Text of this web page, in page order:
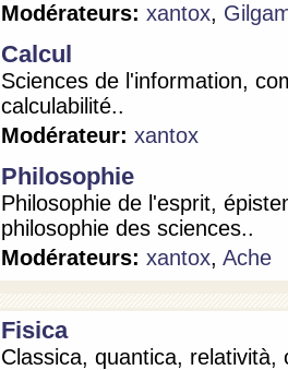
Modérateurs: xantox,
Calcul
Sciences de l'information,
calculabilité..
Modérateur: xantox
Philosophie
Philosophie de l'esprit,
philosophie des sciences..
Modérateurs: xantox, Ache
Fisica
Classica, quantica, relatività,